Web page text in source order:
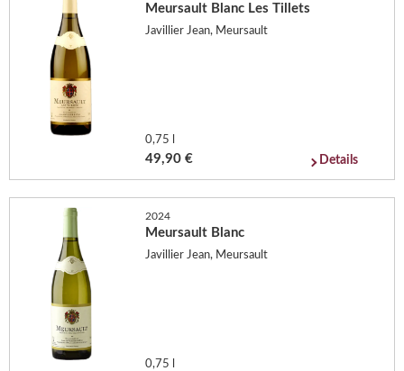
Meursault Blanc Les Tillets
Javillier Jean, Meursault
0,75 l
49,90 € Details
2024
Meursault Blanc
Javillier Jean, Meursault
0,75 l